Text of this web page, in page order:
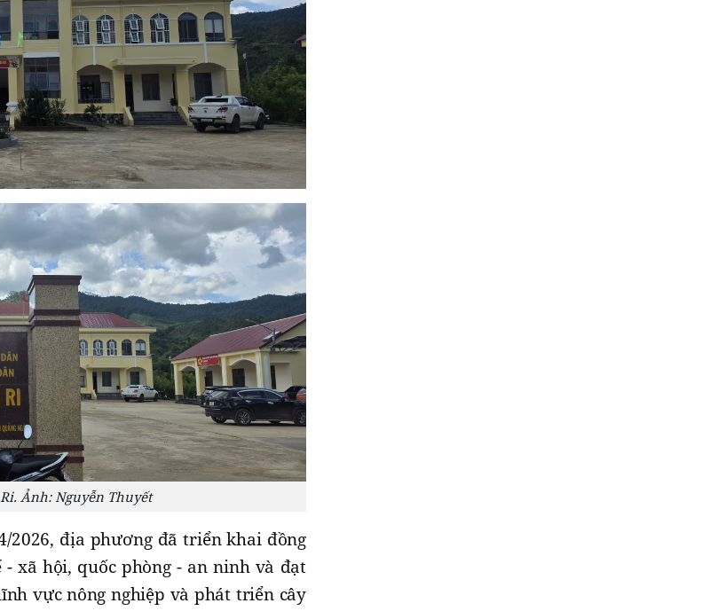
Ảnh: Nguyễn Thuyết
2026, địa phương đã triển khai đồng
xã hội, quốc phòng - an ninh và đạt
vực nông nghiệp và phát triển cây